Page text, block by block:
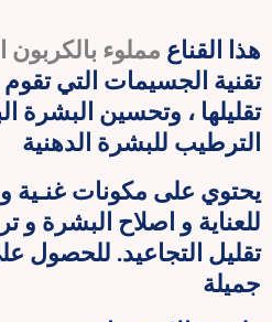
هذا القناع مملوء
تقنية الجسيمات التي
تقليلها ، وتحسين البشرة
الترطيب للبشرة الدهنية
يحتوي على مكونات غنـية و
للعناية و اصلاح البشرة و
تقليل التجاعيد. للحصول
جميلة